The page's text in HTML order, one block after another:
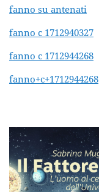
fanno su antenati
fanno c 1712940327
fanno c 1712944268
fanno+c+1712944268